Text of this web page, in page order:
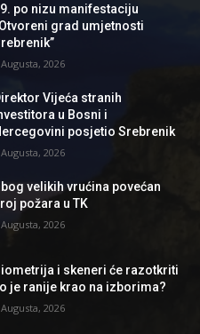
po nizu manifestaciju
grad umjetnosti
2026
Vijeća stranih
u Bosni i
posjetio Srebrenik
2026
velikih vrućina povećan
požara u TK
2026
i skeneri će razotkriti
je ranije krao na izborima?
2026